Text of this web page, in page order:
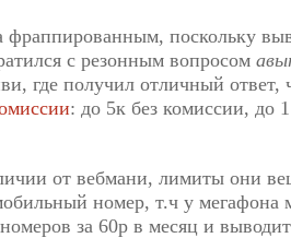
фраппированным, поскольку
с резонным вопросом
где получил отличный ответ,
и: до 5к без комиссии, до
от вебмани, лимиты они
номер, т.ч у мегафона
за 60р в месяц и